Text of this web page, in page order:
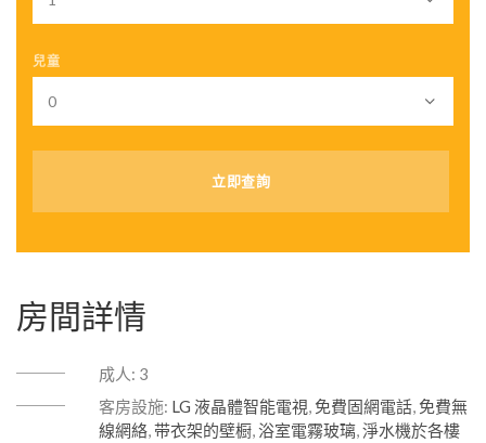
兒童
房間詳情
成人: 3
客房設施: LG 液晶體智能電視, 免費固網電話, 免費無
線網絡,带衣架的壁橱,浴室電霧玻璃,淨水機於各樓